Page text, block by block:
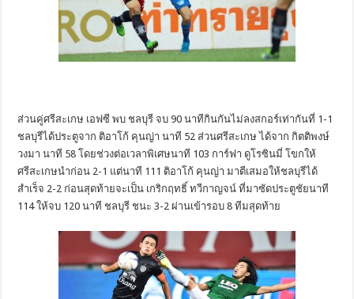
ส่วนคู่ศรีสะเกษ เอฟซี พบ ชลบุรี จบ 90 นาทีกินกันไม่ลงสกอร์เท่ากันที่ 1-1
ชลบุรีได้ประตูจาก ติอาโก้ คุนญ่า นาที 52 ส่วนศรีสะเกษ ได้จาก กิตติพงษ์
วงมา นาที 58 โดยช่วงต่อเวลาพิเศษนาที 103 การ์ฟา ดูโรซินมี่ โขกให้
ศรีสะเกษนำก่อน 2-1 แต่นาที 111 ติอาโก้ คุนญ่า มาตีเสมอให้ชลบุรีได้
สำเร็จ 2-2 ก่อนสุดท้ายจะเป็น เกริกฤทธิ์ ทวีกาญจน์ ที่มาซัดประตูชัยนาที
114 ให้จบ 120 นาที ชลบุรี ชนะ 3-2 ผ่านเข้ารอบ 8 ทีมสุดท้าย